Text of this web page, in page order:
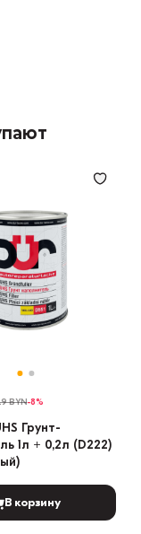
BYN-8%
Грунт-
1л + 0,2л (D222)
В корзину